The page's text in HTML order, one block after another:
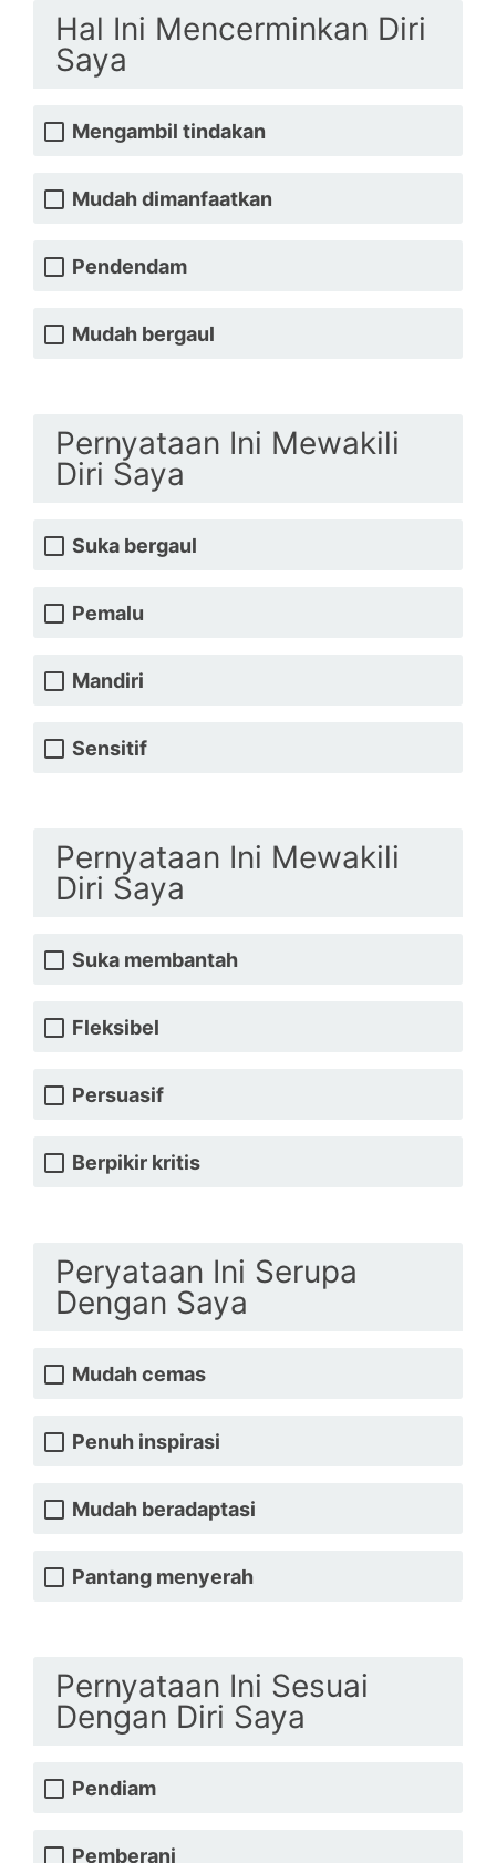
Hal Ini Mencerminkan Diri
Saya
Mengambil tindakan
Mudah dimanfaatkan
Pendendam
Mudah bergaul
Pernyataan Ini Mewakili
Diri Saya
Suka bergaul
Pemalu
Mandiri
Sensitif
Pernyataan Ini Mewakili
Diri Saya
Suka membantah
Fleksibel
Persuasif
Berpikir kritis
Peryataan Ini Serupa
Dengan Saya
Mudah cemas
Penuh inspirasi
Mudah beradaptasi
Pantang menyerah
Pernyataan Ini Sesuai
Dengan Diri Saya
Pendiam
Pemberani